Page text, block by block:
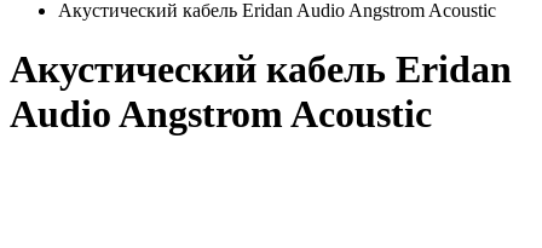
Акустический кабель Eridan Audio Angstrom Acoustic
Акустический кабель Eridan
Audio Angstrom Acoustic